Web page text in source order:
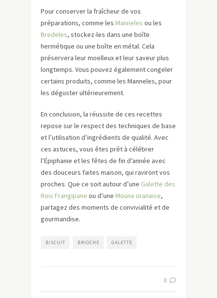
Pour conserver la fraîcheur de vos
préparations, comme les Manneles ou les
Bredeles, stockez-les dans une boîte
hermétique ou une boîte en métal. Cela
préservera leur moelleux et leur saveur plus
longtemps. Vous pouvez également congeler
certains produits, comme les Manneles, pour
les déguster ultérieurement.
En conclusion, la réussite de ces recettes
repose sur le respect des techniques de base
et l’utilisation d’ingrédients de qualité. Avec
ces astuces, vous êtes prêt à célébrer
l’Épiphanie et les fêtes de fin d’année avec
des douceurs faites maison, qui raviront vos
proches. Que ce soit autour d’une Galette des
Rois Frangipane ou d’une Mouna oranaise,
partagez des moments de convivialité et de
gourmandise.
BISCUIT BRIOCHE GALETTE
0